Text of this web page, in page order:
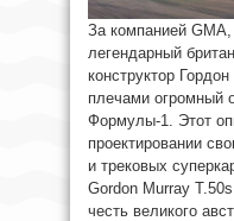
За компанией
легендарный
конструктор
плечами огромный
Формулы-1. Этот
проектировании
и трековых
Gordon Murray
честь великого